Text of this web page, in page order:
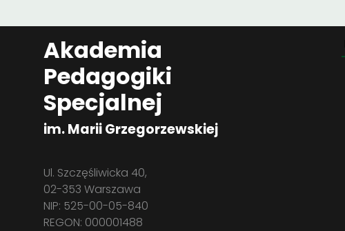
Akademia
Pedagogiki
Specjalnej
im. Marii Grzegorzewskiej
Ul. Szczęśliwicka 40,
02-353 Warszawa
NIP: 525-00-05-840
REGON: 000001488